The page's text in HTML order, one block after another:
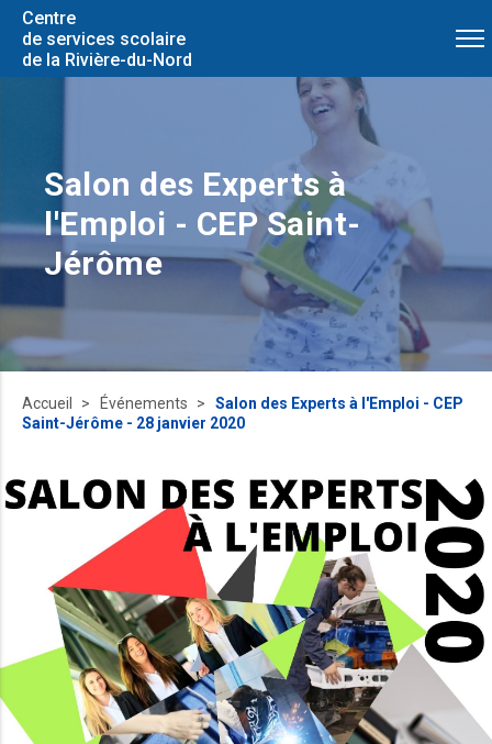
Centre
de services scolaire
de la Rivière-du-Nord
Salon des Experts à
l'Emploi - CEP Saint-
Jérôme
Accueil Événements
Salon des Experts à l'Emploi - CEP
Saint-Jérôme - 28 janvier 2020